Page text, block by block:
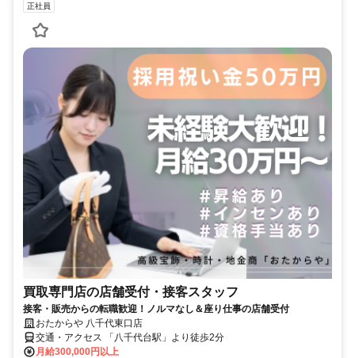
正社員
買取専門店の店舗受付・接客スタッフ
接客・販売からの転職歓迎！ノルマなし＆座り仕事の店舗受付
おたからや 八千代東口店
交通・アクセス 「八千代台駅」より徒歩2分
月給300,000円以上